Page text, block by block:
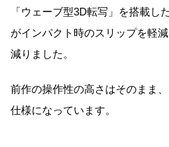
「ウェーブ型3D転写」を搭載し
がインパクト時のスリップを軽
減りました。
前作の操作性の高さはそのまま
仕様になっています。